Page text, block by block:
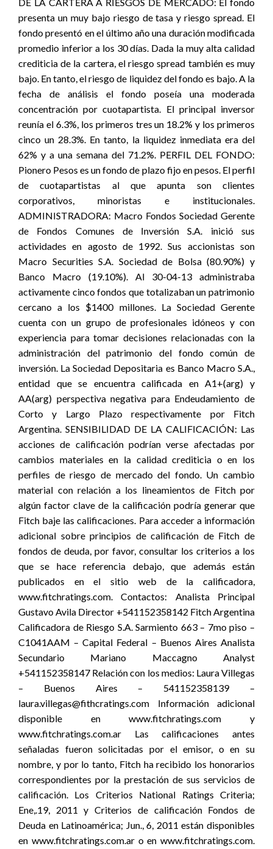
presenta un muy bajo riesgo de tasa y riesgo spread. El
fondo presentó en el último año una duración modificada
promedio inferior a los 30 días. Dada la muy alta calidad
crediticia de la cartera, el riesgo spread también es muy
bajo. En tanto, el riesgo de liquidez del fondo es bajo. A la
fecha de análisis el fondo poseía una moderada
concentración por cuotapartista. El principal inversor
reunía el 6.3%, los primeros tres un 18.2% y los primeros
cinco un 28.3%. En tanto, la liquidez inmediata era del
62% y a una semana del 71.2%. PERFIL DEL FONDO:
Pionero Pesos es un fondo de plazo fijo en pesos. El perfil
de cuotapartistas al que apunta son clientes
corporativos, minoristas e institucionales.
ADMINISTRADORA: Macro Fondos Sociedad Gerente
de Fondos Comunes de Inversión S.A. inició sus
actividades en agosto de 1992. Sus accionistas son
Macro Securities S.A. Sociedad de Bolsa (80.90%) y
Banco Macro (19.10%). Al 30-04-13 administraba
activamente cinco fondos que totalizaban un patrimonio
cercano a los $1400 millones. La Sociedad Gerente
cuenta con un grupo de profesionales idóneos y con
experiencia para tomar decisiones relacionadas con la
administración del patrimonio del fondo común de
inversión. La Sociedad Depositaria es Banco Macro S.A.,
entidad que se encuentra calificada en A1+(arg) y
AA(arg) perspectiva negativa para Endeudamiento de
Corto y Largo Plazo respectivamente por Fitch
Argentina. SENSIBILIDAD DE LA CALIFICACIÓN: Las
acciones de calificación podrían verse afectadas por
cambios materiales en la calidad crediticia o en los
perfiles de riesgo de mercado del fondo. Un cambio
material con relación a los lineamientos de Fitch por
algún factor clave de la calificación podría generar que
Fitch baje las calificaciones. Para acceder a información
adicional sobre principios de calificación de Fitch de
fondos de deuda, por favor, consultar los criterios a los
que se hace referencia debajo, que además están
publicados en el sitio web de la calificadora,
www.fitchratings.com. Contactos: Analista Principal
Gustavo Avila Director +541152358142 Fitch Argentina
Calificadora de Riesgo S.A. Sarmiento 663 – 7mo piso –
C1041AAM – Capital Federal – Buenos Aires Analista
Secundario Mariano Maccagno Analyst
+541152358147 Relación con los medios: Laura Villegas
– Buenos Aires – 541152358139 –
laura.villegas@fithcratings.com Información adicional
disponible en www.fitchratings.com y
www.fitchratings.com.ar Las calificaciones antes
señaladas fueron solicitadas por el emisor, o en su
nombre, y por lo tanto, Fitch ha recibido los honorarios
correspondientes por la prestación de sus servicios de
calificación. Los Criterios National Ratings Criteria;
Ene,.19, 2011 y Criterios de calificación Fondos de
Deuda en Latinoamérica; Jun., 6, 2011 están disponibles
en www.fitchratings.com.ar o en www.fitchratings.com.